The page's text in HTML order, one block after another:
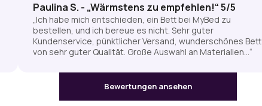
Paulina S. - „Wärmstens zu empfehlen!“ 5/5
„Ich habe mich entschieden, ein Bett bei MyBed zu
bestellen, und ich bereue es nicht. Sehr guter
Kundenservice, pünktlicher Versand, wunderschönes Bett
von sehr guter Qualität. Große Auswahl an Materialien…“
Bewertungen ansehen